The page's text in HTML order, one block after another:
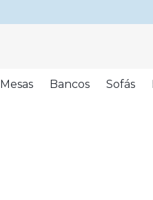
Mesas Bancos Sofás